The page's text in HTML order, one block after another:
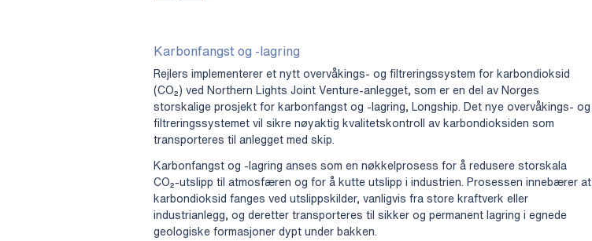
Karbonfangst og -lagring
Rejlers implementerer et nytt overvåkings- og filtreringssystem for karbondioksid
(CO₂) ved Northern Lights Joint Venture-anlegget, som er en del av Norges
storskalige prosjekt for karbonfangst og -lagring, Longship. Det nye overvåkings- og
filtreringssystemet vil sikre nøyaktig kvalitetskontroll av karbondioksiden som
transporteres til anlegget med skip.
Karbonfangst og -lagring anses som en nøkkelprosess for å redusere storskala
CO₂-utslipp til atmosfæren og for å kutte utslipp i industrien. Prosessen innebærer at
karbondioksid fanges ved utslippskilder, vanligvis fra store kraftverk eller
industrianlegg, og deretter transporteres til sikker og permanent lagring i egnede
geologiske formasjoner dypt under bakken.